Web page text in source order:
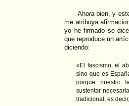
Ahora bien, y
me atribuya
yo he firmado se
que reproduce un
diciendo:
«El fascismo, el
sino que es
porque nuestro
sustentar
tradicional, es